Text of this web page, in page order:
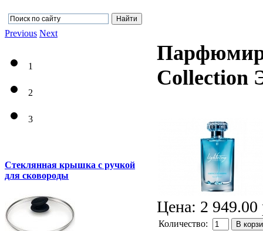
Collection
Цена: 2 949.00
Количество: В
Previous Next
1
2
3
Стеклянная крышка с ручкой
для сковороды